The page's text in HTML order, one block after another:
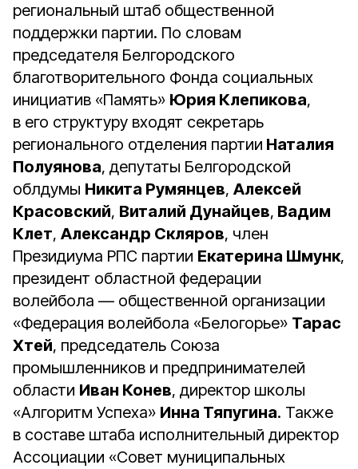
региональный штаб общественной
поддержки партии. По словам
председателя Белгородского
благотворительного Фонда социальных
инициатив «Память» Юрия Клепикова,
в его структуру входят секретарь
регионального отделения партии Наталия
Полуянова, депутаты Белгородской
облдумы Никита Румянцев, Алексей
Красовский, Виталий Дунайцев, Вадим
Клет, Александр Скляров, член
Президиума РПС партии Екатерина Шмунк,
президент областной федерации
волейбола — общественной организации
«Федерация волейбола «Белогорье» Тарас
Хтей, председатель Союза
промышленников и предпринимателей
области Иван Конев, директор школы
«Алгоритм Успеха» Инна Тяпугина. Также
в составе штаба исполнительный директор
Ассоциации «Совет муниципальных